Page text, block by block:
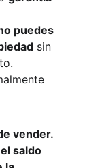
puedes
sin
vender.
saldo